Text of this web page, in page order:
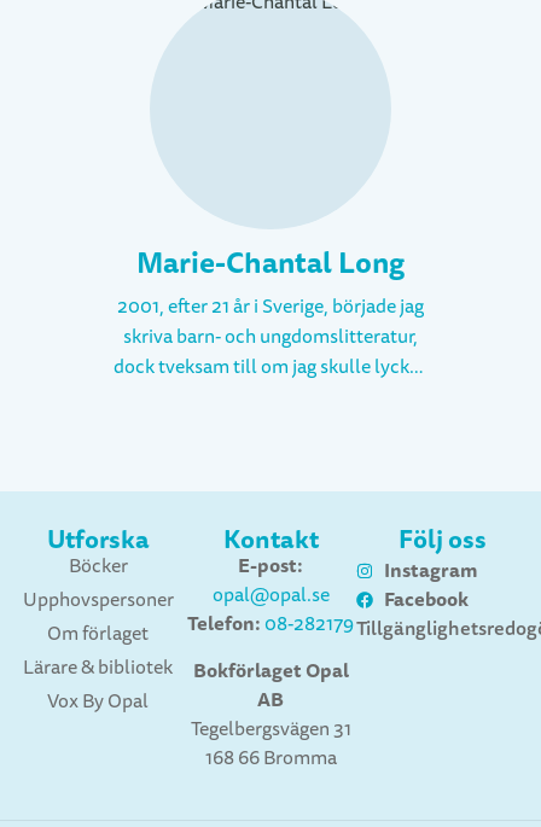
Marie-Chantal Long
2001, efter 21 år i Sverige, började jag
skriva barn- och ungdomslitteratur,
dock tveksam till om jag skulle lyckas
en femtonde bok, den femte hos
karriärer som
skådespelare/sångare/dansare/lärare,
är mitt mål när jag skriver att beröra,
berätta, kommunicera, nå fram.
Författarbesök och skrivarverkstäder
är självklara höjdpunkter i min
kulturarbetarvardag. Utan dem
skulle det kännas ensamt. Jag skriver
Utforska
Böcker
Upphovspersoner
Om förlaget
Lärare & bibliotek
Vox By Opal
Kontakt
E-post:
opal@opal.se
Telefon:08-282179
Bokförlaget Opal
AB
Tegelbergsvägen 31
168 66 Bromma
Följ oss
Instagram
Facebook